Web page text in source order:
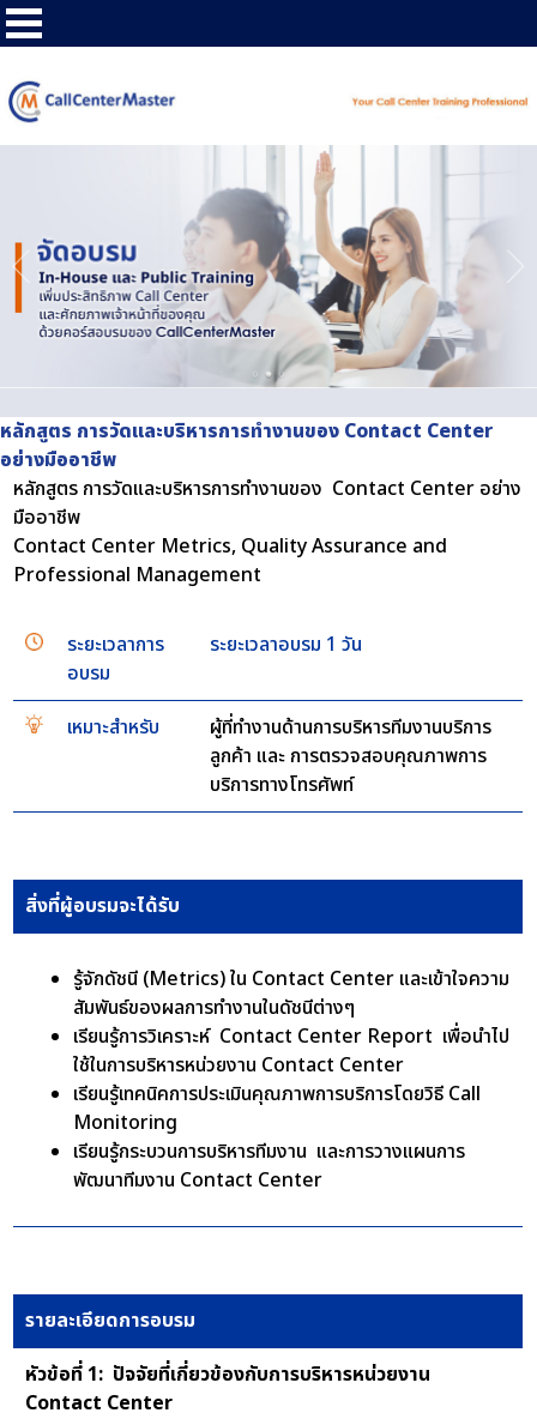
หลักสูตร การวัดและบริหารการทำงานของ Contact Center
อย่างมืออาชีพ
หลักสูตร การวัดและบริหารการทำงานของ Contact Center อย่าง
มืออาชีพ
Contact Center Metrics, Quality Assurance and
Professional Management
ระยะเวลาการ
อบรม
ระยะเวลาอบรม 1 วัน
เหมาะสำหรับ
ผู้ที่ทำงานด้านการบริหารทีมงานบริการ
ลูกค้า และ การตรวจสอบคุณภาพการ
บริการทางโทรศัพท์
สิ่งที่ผู้อบรมจะได้รับ
รู้จักดัชนี (Metrics) ใน Contact Center และเข้าใจความ
สัมพันธ์ของผลการทำงานในดัชนีต่างๆ
เรียนรู้การวิเคราะห์ Contact Center Report เพื่อนำไป
ใช้ในการบริหารหน่วยงาน Contact Center
เรียนรู้เทคนิคการประเมินคุณภาพการบริการโดยวิธี Call
Monitoring
เรียนรู้กระบวนการบริหารทีมงาน และการวางแผนการ
พัฒนาทีมงาน Contact Center
รายละเอียดการอบรม
หัวข้อที่ 1: ปัจจัยที่เกี่ยวข้องกับการบริหารหน่วยงาน
Contact Center